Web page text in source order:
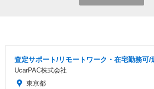
査定サポート/リモートワーク・在宅勤務可/
UcarPAC株式会社
東京都